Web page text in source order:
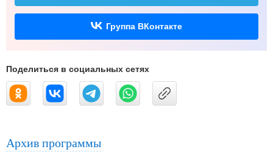
Группа ВКонтакте
Поделиться в социальных сетях
Архив программы